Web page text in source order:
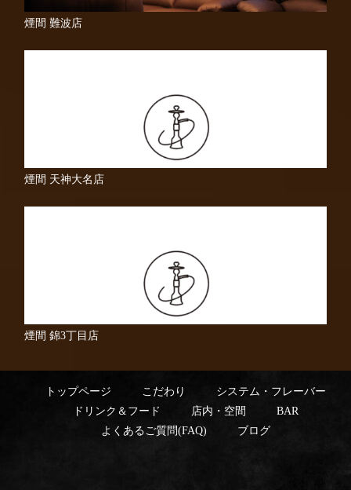
煙間 難波店
煙間 天神大名店
煙間 錦3丁目店
トップページ こだわり
システム・フレーバー
ドリンク＆フード
店内・空間
BAR
よくあるご質問(FAQ)
ブログ